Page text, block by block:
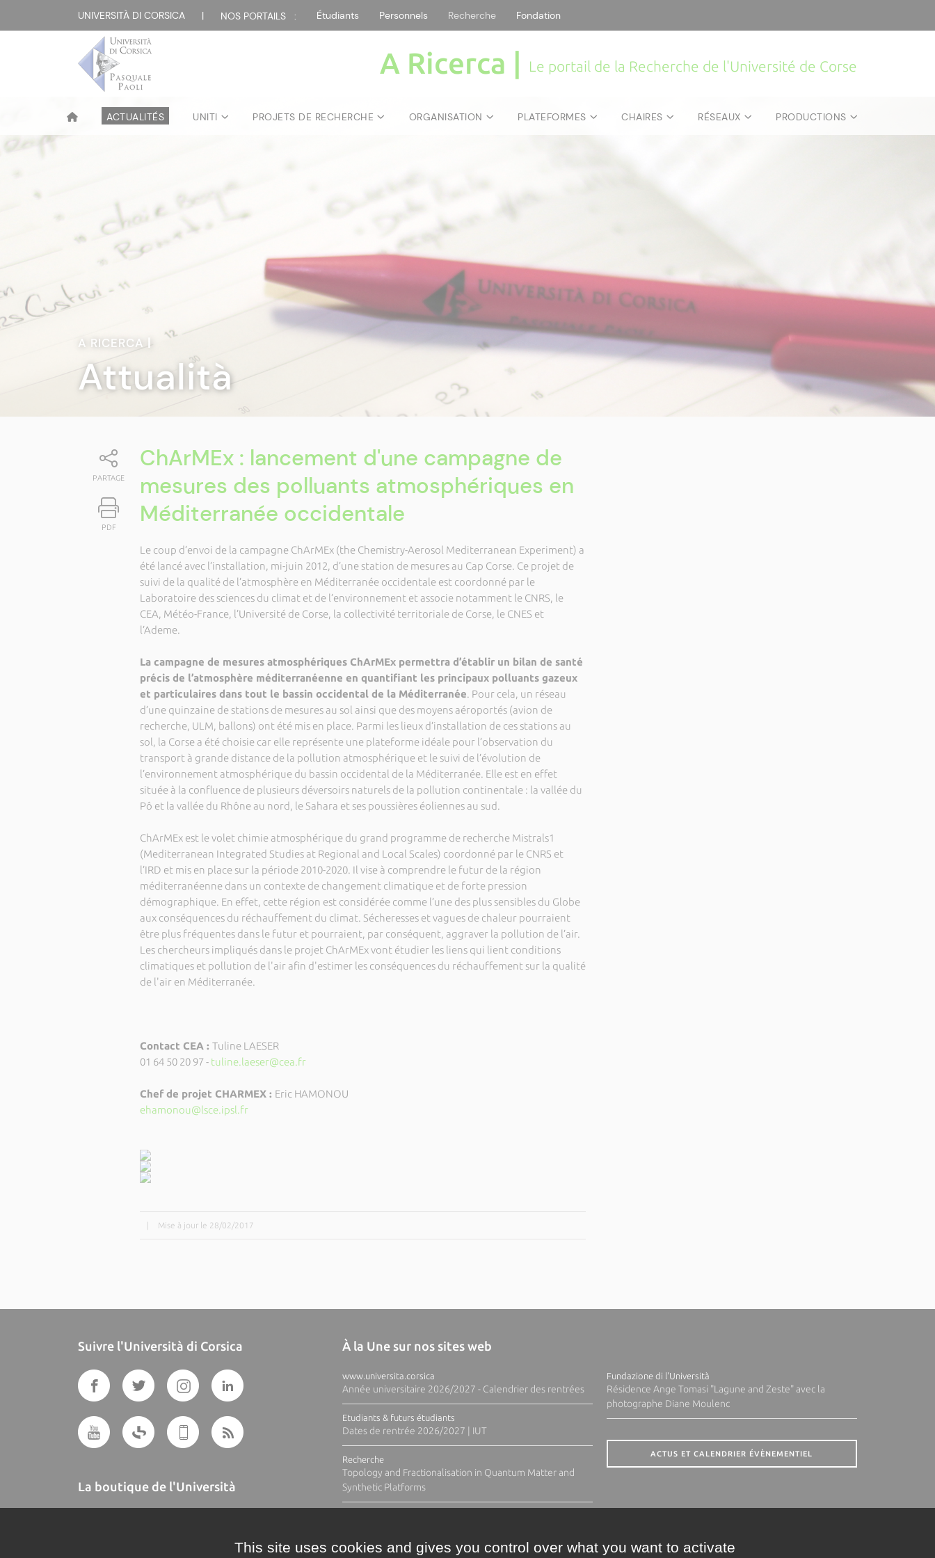
UNIVERSITÀ DI CORSICA | NOS PORTAILS : Étudiants Personnels Recherche Fondation
A Ricerca | Le portail de la Recherche de l'Université de Corse
ACTUALITÉS UNITI PROJETS DE RECHERCHE ORGANISATION PLATEFORMES CHAIRES RÉSEAUX PRODUCTIONS
A RICERCA|
Attualità
PARTAGE
PDF
ChArMEx : lancement d'une campagne de
mesures des polluants atmosphériques en
Méditerranée occidentale
Le coup d’envoi de la campagne ChArMEx (the Chemistry-Aerosol Mediterranean Experiment) a
été lancé avec l’installation, mi-juin 2012, d’une station de mesures au Cap Corse. Ce projet de
suivi de la qualité de l’atmosphère en Méditerranée occidentale est coordonné par le
Laboratoire des sciences du climat et de l’environnement et associe notamment le CNRS, le
CEA, Météo-France, l’Université de Corse, la collectivité territoriale de Corse, le CNES et
l’Ademe.
La campagne de mesures atmosphériques ChArMEx permettra d’établir un bilan de santé
précis de l’atmosphère méditerranéenne en quantifiant les principaux polluants gazeux
et particulaires dans tout le bassin occidental de la Méditerranée. Pour cela, un réseau
d’une quinzaine de stations de mesures au sol ainsi que des moyens aéroportés (avion de
recherche, ULM, ballons) ont été mis en place. Parmi les lieux d’installation de ces stations au
sol, la Corse a été choisie car elle représente une plateforme idéale pour l’observation du
transport à grande distance de la pollution atmosphérique et le suivi de l’évolution de
l’environnement atmosphérique du bassin occidental de la Méditerranée. Elle est en effet
située à la confluence de plusieurs déversoirs naturels de la pollution continentale : la vallée du
Pô et la vallée du Rhône au nord, le Sahara et ses poussières éoliennes au sud.
ChArMEx est le volet chimie atmosphérique du grand programme de recherche Mistrals1
(Mediterranean Integrated Studies at Regional and Local Scales) coordonné par le CNRS et
l’IRD et mis en place sur la période 2010-2020. Il vise à comprendre le futur de la région
méditerranéenne dans un contexte de changement climatique et de forte pression
démographique. En effet, cette région est considérée comme l’une des plus sensibles du Globe
aux conséquences du réchauffement du climat. Sécheresses et vagues de chaleur pourraient
être plus fréquentes dans le futur et pourraient, par conséquent, aggraver la pollution de l’air.
Les chercheurs impliqués dans le projet ChArMEx vont étudier les liens qui lient conditions
climatiques et pollution de l'air afin d'estimer les conséquences du réchauffement sur la qualité
de l'air en Méditerranée.
Contact CEA : Tuline LAESER
01 64 50 20 97 - tuline.laeser@cea.fr
Chef de projet CHARMEX : Eric HAMONOU
ehamonou@lsce.ipsl.fr
Mise à jour le 28/02/2017
Suivre l'Università di Corsica
La boutique de l'Università
À la Une sur nos sites web
www.universita.corsica
Année universitaire 2026/2027 - Calendrier des rentrées
Etudiants & futurs étudiants
Dates de rentrée 2026/2027 | IUT
Recherche
Topology and Fractionalisation in Quantum Matter and
Synthetic Platforms
Fundazione di l'Università
Résidence Ange Tomasi "Lagune and Zeste" avec la
photographe Diane Moulenc
ACTUS ET CALENDRIER ÉVÈNEMENTIEL
This site uses cookies and gives you control over what you want to activate